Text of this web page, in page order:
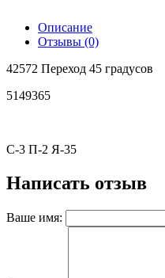
Описание
Отзывы (0)
42572 Переход 45 градусов
5149365
С-3 П-2 Я-35
Написать отзыв
Ваше имя: